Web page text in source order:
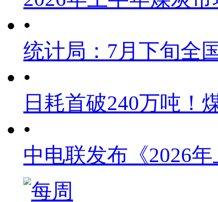
•
统计局：7月下旬全
•
日耗首破240万吨！
•
中电联发布《2026